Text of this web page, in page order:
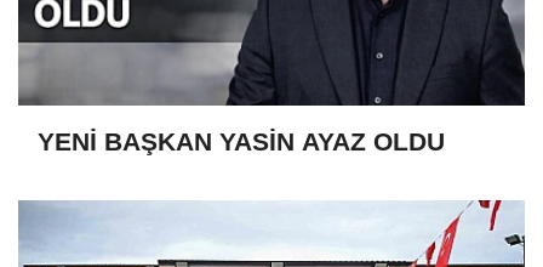
YENİ BAŞKAN YASİN AYAZ OLDU